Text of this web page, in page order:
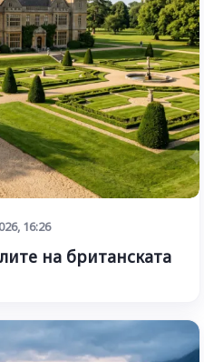
16:26
на британската